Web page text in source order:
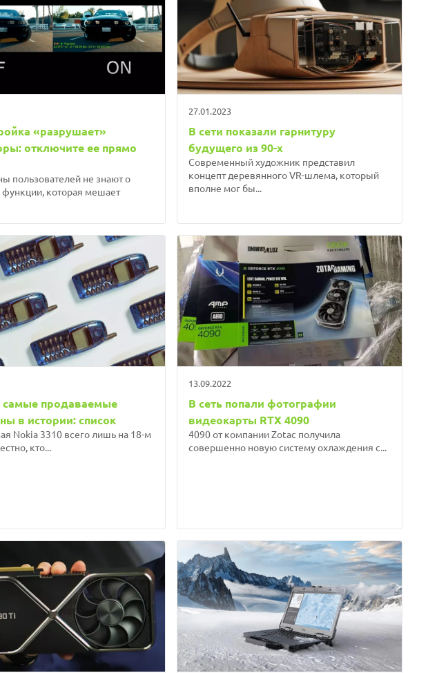
«разрушает»
отключите ее прямо
пользователей не знают о
функции, которая мешает
27.01.2023
В сети показали гарнитуру
будущего из 90-х
Современный художник представил
концепт деревянного VR-шлема, который
вполне мог бы...
самые продаваемые
в истории: список
Nokia 3310 всего лишь на 18-м
кто...
13.09.2022
В сеть попали фотографии
видеокарты RTX 4090
4090 от компании Zotac получила
совершенно новую систему охлаждения с...